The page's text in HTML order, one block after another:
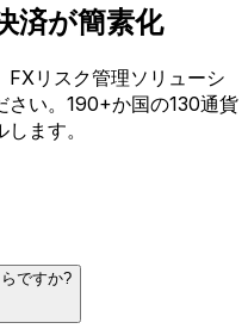
済が簡素化
FXリスク管理ソリューシ
さい。190+か国の130通貨
ます。
ですか?